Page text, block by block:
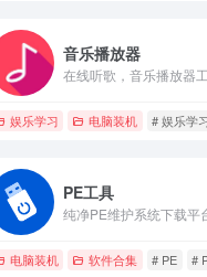
音乐播放器
在线听歌，音乐播放器工
娱乐学习 电脑装机 # 娱乐学
PE工具
纯净PE维护系统下载平
电脑装机 软件合集 # PE #